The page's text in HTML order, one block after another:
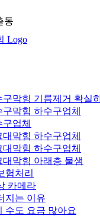
동
막힘 기름제거 확실
막힘 하수구업체
업체
막힘 하수구업체
막힘 하수구업체
막힘 아래층 물샘
험처리
카메라
지는 이유
수도 요금 많아요